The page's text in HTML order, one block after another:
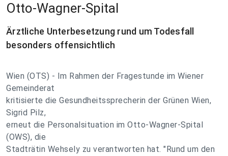
Otto-Wagner-Spital
Ärztliche Unterbesetzung rund um Todesfall
besonders offensichtlich
Wien (OTS) - Im Rahmen der Fragestunde im Wiener
Gemeinderat
kritisierte die Gesundheitssprecherin der Grünen Wien,
Sigrid Pilz,
erneut die Personalsituation im Otto-Wagner-Spital
(OWS), die
Stadträtin Wehsely zu verantworten hat. "Rund um den